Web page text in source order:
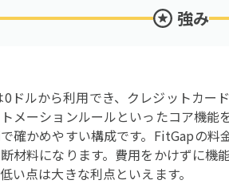
強み
ドルから利用でき、クレジットカー
メーションルールといったコア機
確かめやすい構成です。FitGapの
材料になります。費用をかけずに機
い点は大きな利点といえます。